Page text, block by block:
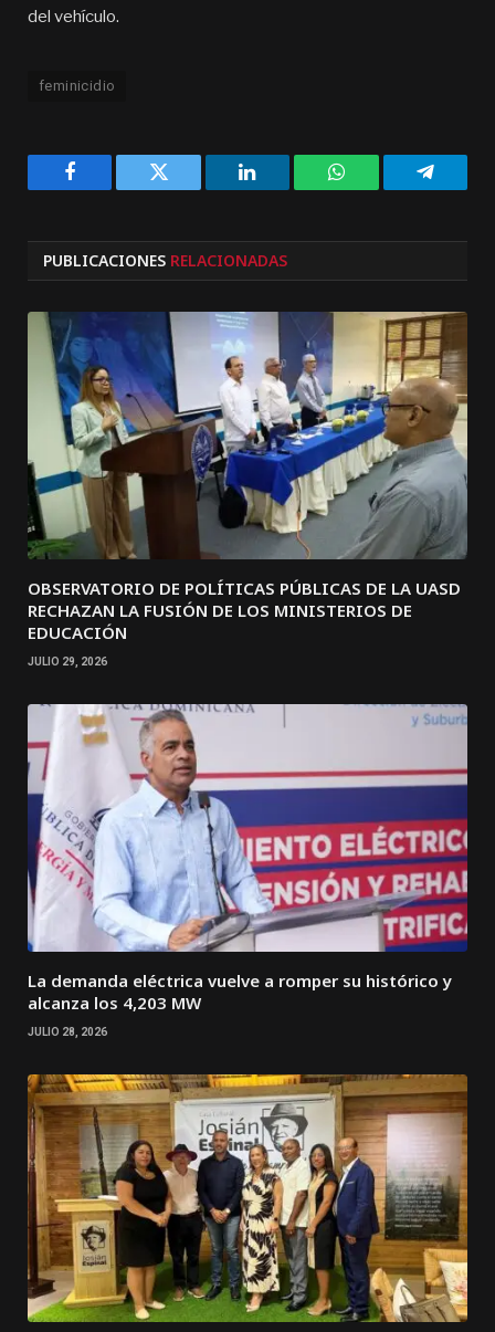
del vehículo.
feminicidio
Facebook Twitter LinkedIn WhatsApp
PUBLICACIONES RELACIONADAS
OBSERVATORIO DE POLÍTICAS PÚBLICAS DE LA UASD
RECHAZAN LA FUSIÓN DE LOS MINISTERIOS DE
EDUCACIÓN
JULIO 29, 2026
La demanda eléctrica vuelve a romper su histórico y
alcanza los 4,203 MW
JULIO 28, 2026